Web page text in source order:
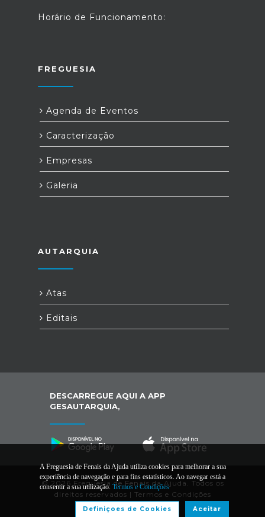
Horário de Funcionamento:
FREGUESIA
Agenda de Eventos
Caracterização
Empresas
Galeria
AUTARQUIA
Atas
Editais
DESCARREGUE AQUI A APP
GESAUTARQUIA,
© 2026 Freguesia de Fenais da Ajuda. Todos os
direitos reservados | Termos e Condições
A Freguesia de Fenais da Ajuda utiliza cookies para melhorar a sua
experiência de navegação e para fins estatísticos. Ao navegar está a
consentir a sua utilização. Termos e Condições
Aceitar
Definiçoes de Cookies